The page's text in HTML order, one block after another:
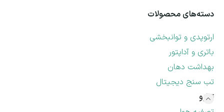
دسته‌های محصولات
ارتوپدی و توانبخشی
باتری و آداپتور
بهداشت دهان
تب سنج دیجیتال
ترازو